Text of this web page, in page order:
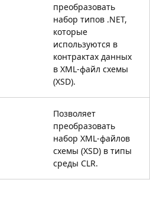
преобразовать
набор типов .NET,
которые
используются в
контрактах данных
в XML-файл схемы
(XSD).
Позволяет
преобразовать
набор XML-файлов
схемы (XSD) в типы
среды CLR.